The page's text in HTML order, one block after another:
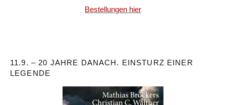
Bestellungen hier
11.9. – 20 JAHRE DANACH. EINSTURZ EINER
LEGENDE